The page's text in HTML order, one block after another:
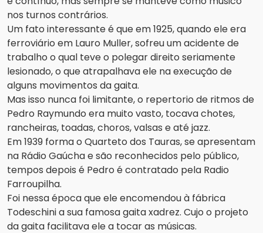
nos turnos contrários.
Um fato interessante é que em 1925, quando ele era
ferroviário em Lauro Muller, sofreu um acidente de
trabalho o qual teve o polegar direito seriamente
lesionado, o que atrapalhava ele na execução de
alguns movimentos da gaita.
Mas isso nunca foi limitante, o repertorio de ritmos de
Pedro Raymundo era muito vasto, tocava chotes,
rancheiras, toadas, choros, valsas e até jazz.
Em 1939 forma o Quarteto dos Tauras, se apresentam
na Rádio Gaúcha e são reconhecidos pelo público,
tempos depois é Pedro é contratado pela Radio
Farroupilha.
Foi nessa época que ele encomendou à fábrica
Todeschini a sua famosa gaita xadrez. Cujo o projeto
da gaita facilitava ele a tocar as músicas.